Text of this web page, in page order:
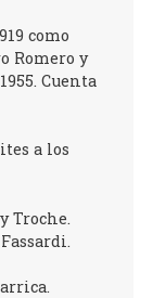
como
Romero y
Cuenta
a los
Troche.